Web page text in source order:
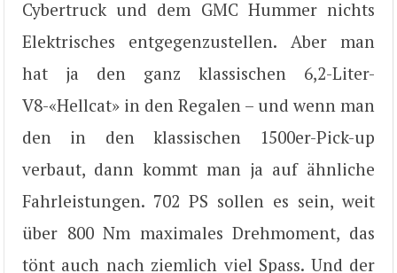
Cybertruck und dem GMC Hummer nichts
Elektrisches entgegenzustellen. Aber man
hat ja den ganz klassischen 6,2-Liter-
V8-«Hellcat» in den Regalen – und wenn man
den in den klassischen 1500er-Pick-up
verbaut, dann kommt man ja auf ähnliche
Fahrleistungen. 702 PS sollen es sein, weit
über 800 Nm maximales Drehmoment, das
tönt auch nach ziemlich viel Spass. Und der